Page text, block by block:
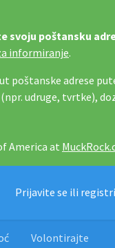
svoju poštansku
informiranje.
poštanske adrese
udruge, tvrtke),
America at
Prijavite se ili
Volontirajte